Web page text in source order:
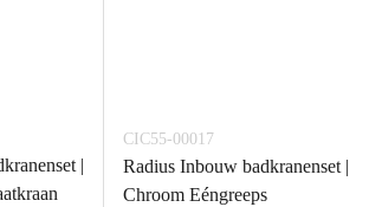
|
CIC55-00017
Radius Inbouw badkranenset |
Chroom Eéngreeps